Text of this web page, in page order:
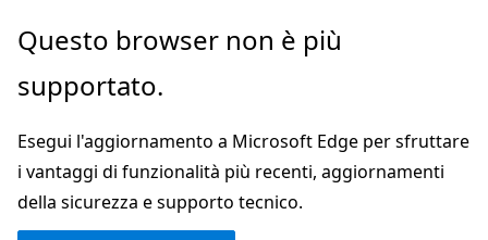
Ignora
passa
contenuto
principale
Questo browser non è più
supportato.
Esegui l'aggiornamento a Microsoft Edge per sfruttare
i vantaggi di funzionalità più recenti, aggiornamenti
della sicurezza e supporto tecnico.